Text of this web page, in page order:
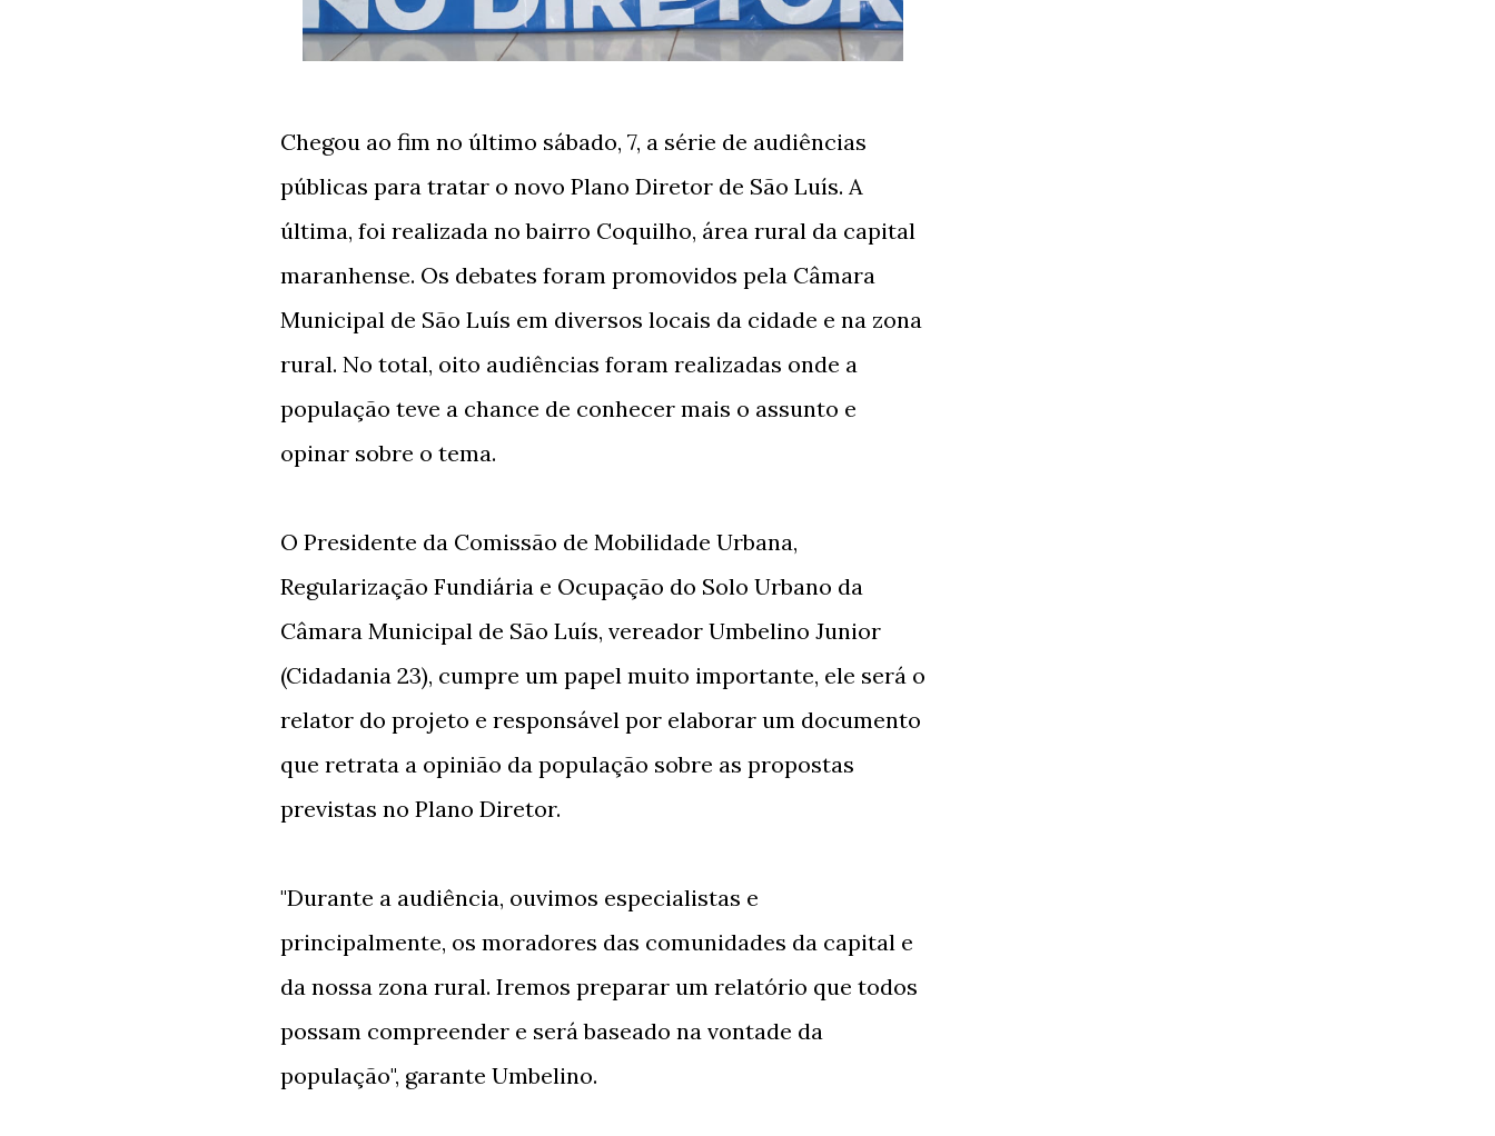
Chegou ao fim no último sábado, 7, a série de audiências
públicas para tratar o novo Plano Diretor de São Luís. A
última, foi realizada no bairro Coquilho, área rural da capital
maranhense. Os debates foram promovidos pela Câmara
Municipal de São Luís em diversos locais da cidade e na zona
rural. No total, oito audiências foram realizadas onde a
população teve a chance de conhecer mais o assunto e
opinar sobre o tema.
O Presidente da Comissão de Mobilidade Urbana,
Regularização Fundiária e Ocupação do Solo Urbano da
Câmara Municipal de São Luís, vereador Umbelino Junior
(Cidadania 23), cumpre um papel muito importante, ele será o
relator do projeto e responsável por elaborar um documento
que retrata a opinião da população sobre as propostas
previstas no Plano Diretor.
"Durante a audiência, ouvimos especialistas e
principalmente, os moradores das comunidades da capital e
da nossa zona rural. Iremos preparar um relatório que todos
possam compreender e será baseado na vontade da
população", garante Umbelino.